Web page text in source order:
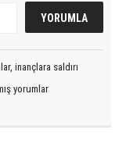
inançlara saldırı
yorumlar